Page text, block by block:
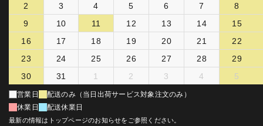
2
3 4 5 6 7
8
9
10 11 12 13 14
15
16
17 18 19 20 21
22
23
24 25 26 27 28
29
30
31 1 2 3 4 5
営業日
配送のみ（当日出荷サービス対象注文のみ）
休業日
配送休業日
最新の情報はトップページのお知らせをご参照ください。